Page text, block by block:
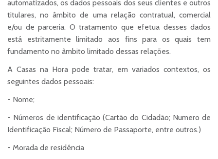
automatizados, os dados pessoais dos seus clientes e outros
titulares, no âmbito de uma relação contratual, comercial
e/ou de parceria. O tratamento que efetua desses dados
está estritamente limitado aos fins para os quais tem
fundamento no âmbito limitado dessas relações.
A Casas na Hora pode tratar, em variados contextos, os
seguintes dados pessoais:
- Nome;
- Números de identificação (Cartão do Cidadão; Numero de
Identificação Fiscal; Número de Passaporte, entre outros.)
- Morada de residência